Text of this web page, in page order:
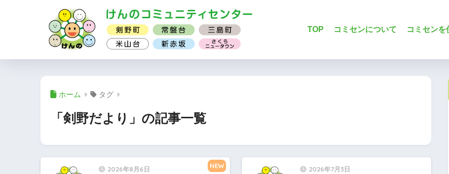
TOP コミセンについて コミセンを
ホーム タグ
「剣野だより」の記事一覧
2026年8月6日 NEW 2026年7月3日